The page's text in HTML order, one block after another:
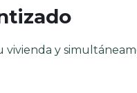
vivienda y